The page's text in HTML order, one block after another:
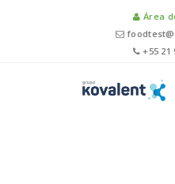
Área
+55 21